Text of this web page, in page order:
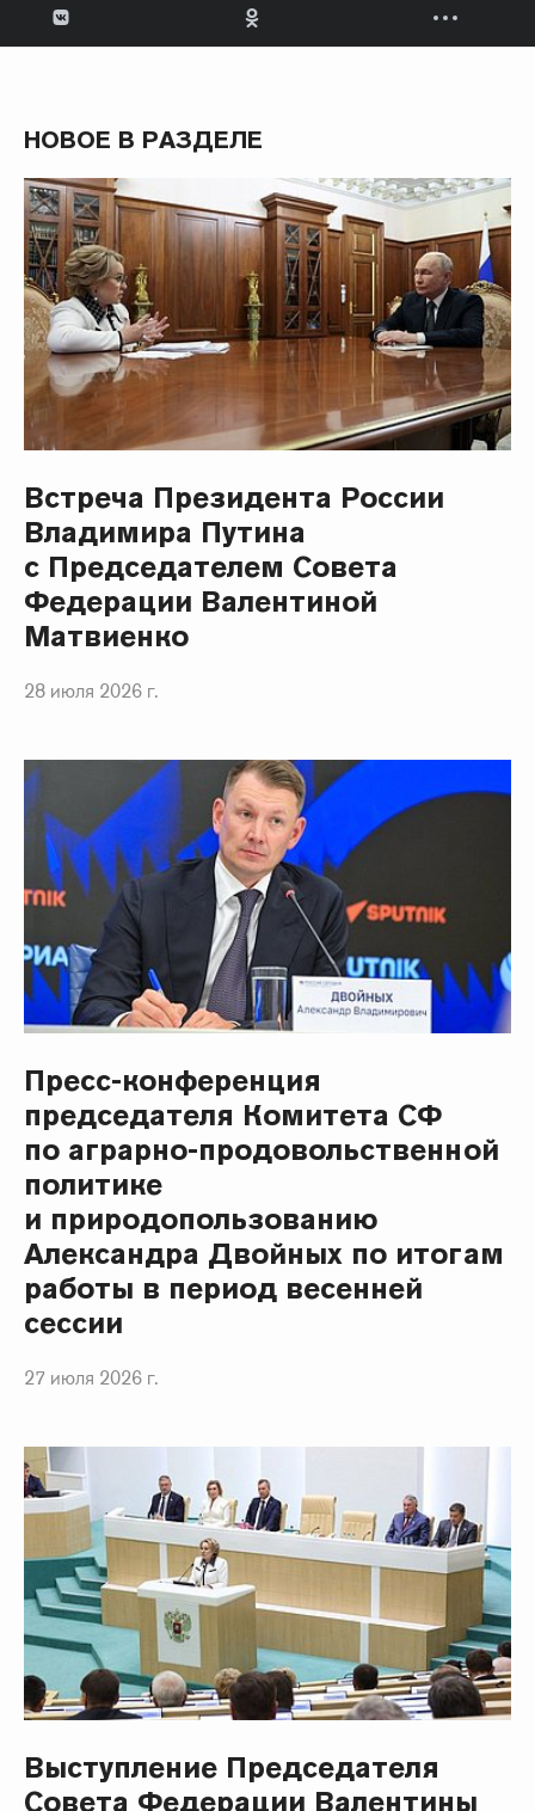
НОВОЕ В РАЗДЕЛЕ
Встреча Президента России
Владимира Путина
с Председателем Совета
Федерации Валентиной
Матвиенко
28 июля 2026 г.
Пресс-конференция
председателя Комитета СФ
по аграрно-продовольственной
политике
и природопользованию
Александра Двойных по итогам
работы в период весенней
сессии
27 июля 2026 г.
Выступление Председателя
Совета Федерации Валентины